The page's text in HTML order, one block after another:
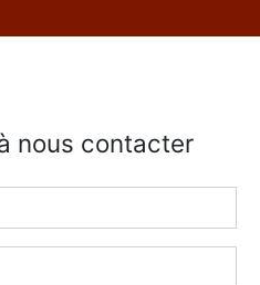
nous contacter